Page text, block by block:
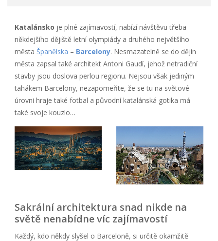
Katalánsko je plné zajímavostí, nabízí návštěvu třeba
někdejšího dějiště letní olympiády a druhého největšího
města Španělska – Barcelony. Nesmazatelně se do dějin
města zapsal také architekt Antoni Gaudí, jehož netradiční
stavby jsou doslova perlou regionu. Nejsou však jediným
tahákem Barcelony, nezapomeňte, že se tu na světové
úrovni hraje také fotbal a původní katalánská gotika má
také svoje kouzlo…
Sakrální architektura snad nikde na
světě nenabídne víc zajímavostí
Každý, kdo někdy slyšel o Barceloně, si určitě okamžitě